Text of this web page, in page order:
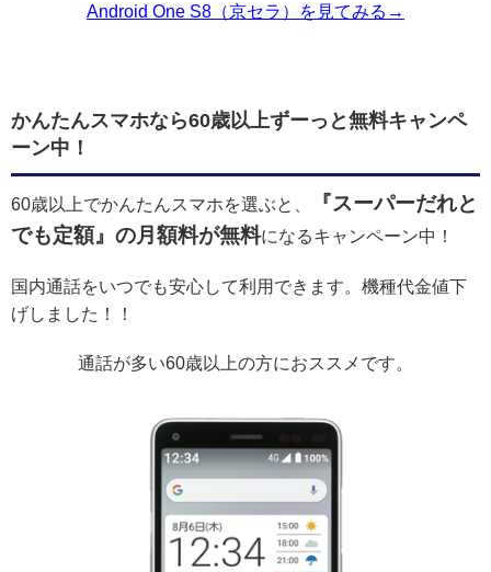
Android One S8（京セラ）を見てみる→
かんたんスマホなら60歳以上ずーっと無料キャンペ
ーン中！
60歳以上でかんたんスマホを選ぶと、
『スーパーだれと
でも定額』の月額料が無料になるキャンペーン中！
国内通話をいつでも安心して利用できます。機種代金値下
げしました！！
通話が多い60歳以上の方におススメです。